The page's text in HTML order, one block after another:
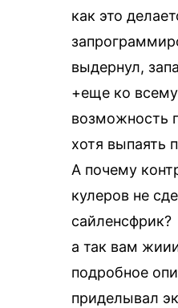
как это
выдернул,
+еще ко всему
возможность
хотя выпаять
А почему
кулеров не
сайленсфрик?
а так вам
подробное
приделывал